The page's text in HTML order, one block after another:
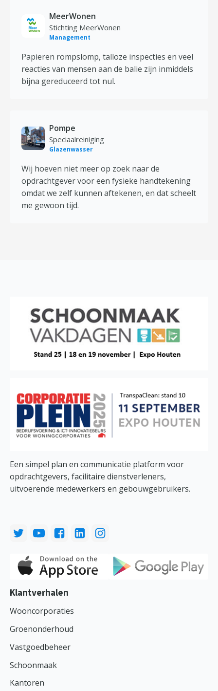
MeerWonen
Stichting MeerWonen
Management
Papieren rompslomp, talloze inspecties en veel
reacties van mensen aan de balie zijn inmiddels
bijna gereduceerd tot nul.
Pompe
Speciaalreiniging
Glazenwasser
Wij hoeven niet meer op zoek naar de
opdrachtgever voor een fysieke handtekening
omdat we zelf kunnen aftekenen, en dat scheelt
me gewoon tijd.
Een simpel plan en communicatie platform voor
opdrachtgevers, facilitaire dienstverleners,
uitvoerende medewerkers en gebouwgebruikers.
Klantverhalen
Wooncorporaties
Groenonderhoud
Vastgoedbeheer
Schoonmaak
Kantoren